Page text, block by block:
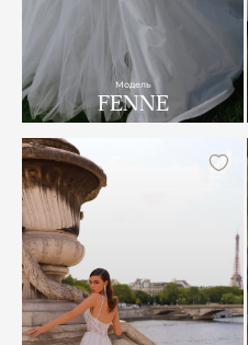
Модель
FENNE